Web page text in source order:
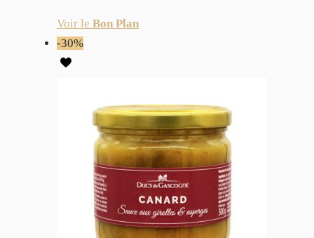
Voir le Bon Plan
-30%